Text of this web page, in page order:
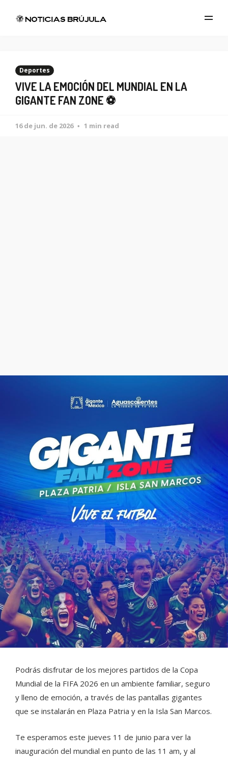
Deportes
VIVE LA EMOCIÓN DEL MUNDIAL EN LA
GIGANTE FAN ZONE ⚽️
16 de jun. de 2026 1 min read
Podrás disfrutar de los mejores partidos de la Copa
Mundial de la FIFA 2026 en un ambiente familiar, seguro
y lleno de emoción, a través de las pantallas gigantes
que se instalarán en Plaza Patria y en la Isla San Marcos.
Te esperamos este jueves 11 de junio para ver la
inauguración del mundial en punto de las 11 am, y al